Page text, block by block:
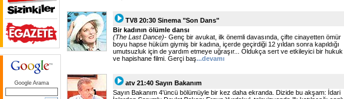
Google Arama
TV8 20:30 Sinema "Son Dans"
Bir kadının ölümle dansı
(The Last Dance)- Genç bir avukat, ilk önemli davasında, çifte cinayetten ömür
boyu hapse hüküm giymiş bir kadına, içerde geçirdiği 12 yıldan sonra kapıldığı
umutsuzluk için de yardım etmeye uğraşır... Oldukça sert ve etkileyici bir hukuk
ve hapishane filmi. Gerçi baş...devamı
atv 21:40 Sayın Bakanım
Sayın Bakanım 4'üncü bölümüyle bir kez daha ekranda. Dizide bu akşam: İdari